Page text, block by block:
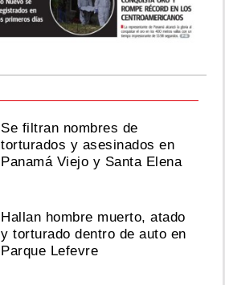
Se filtran nombres de
torturados y asesinados en
Panamá Viejo y Santa Elena
Hallan hombre muerto, atado
y torturado dentro de auto en
Parque Lefevre